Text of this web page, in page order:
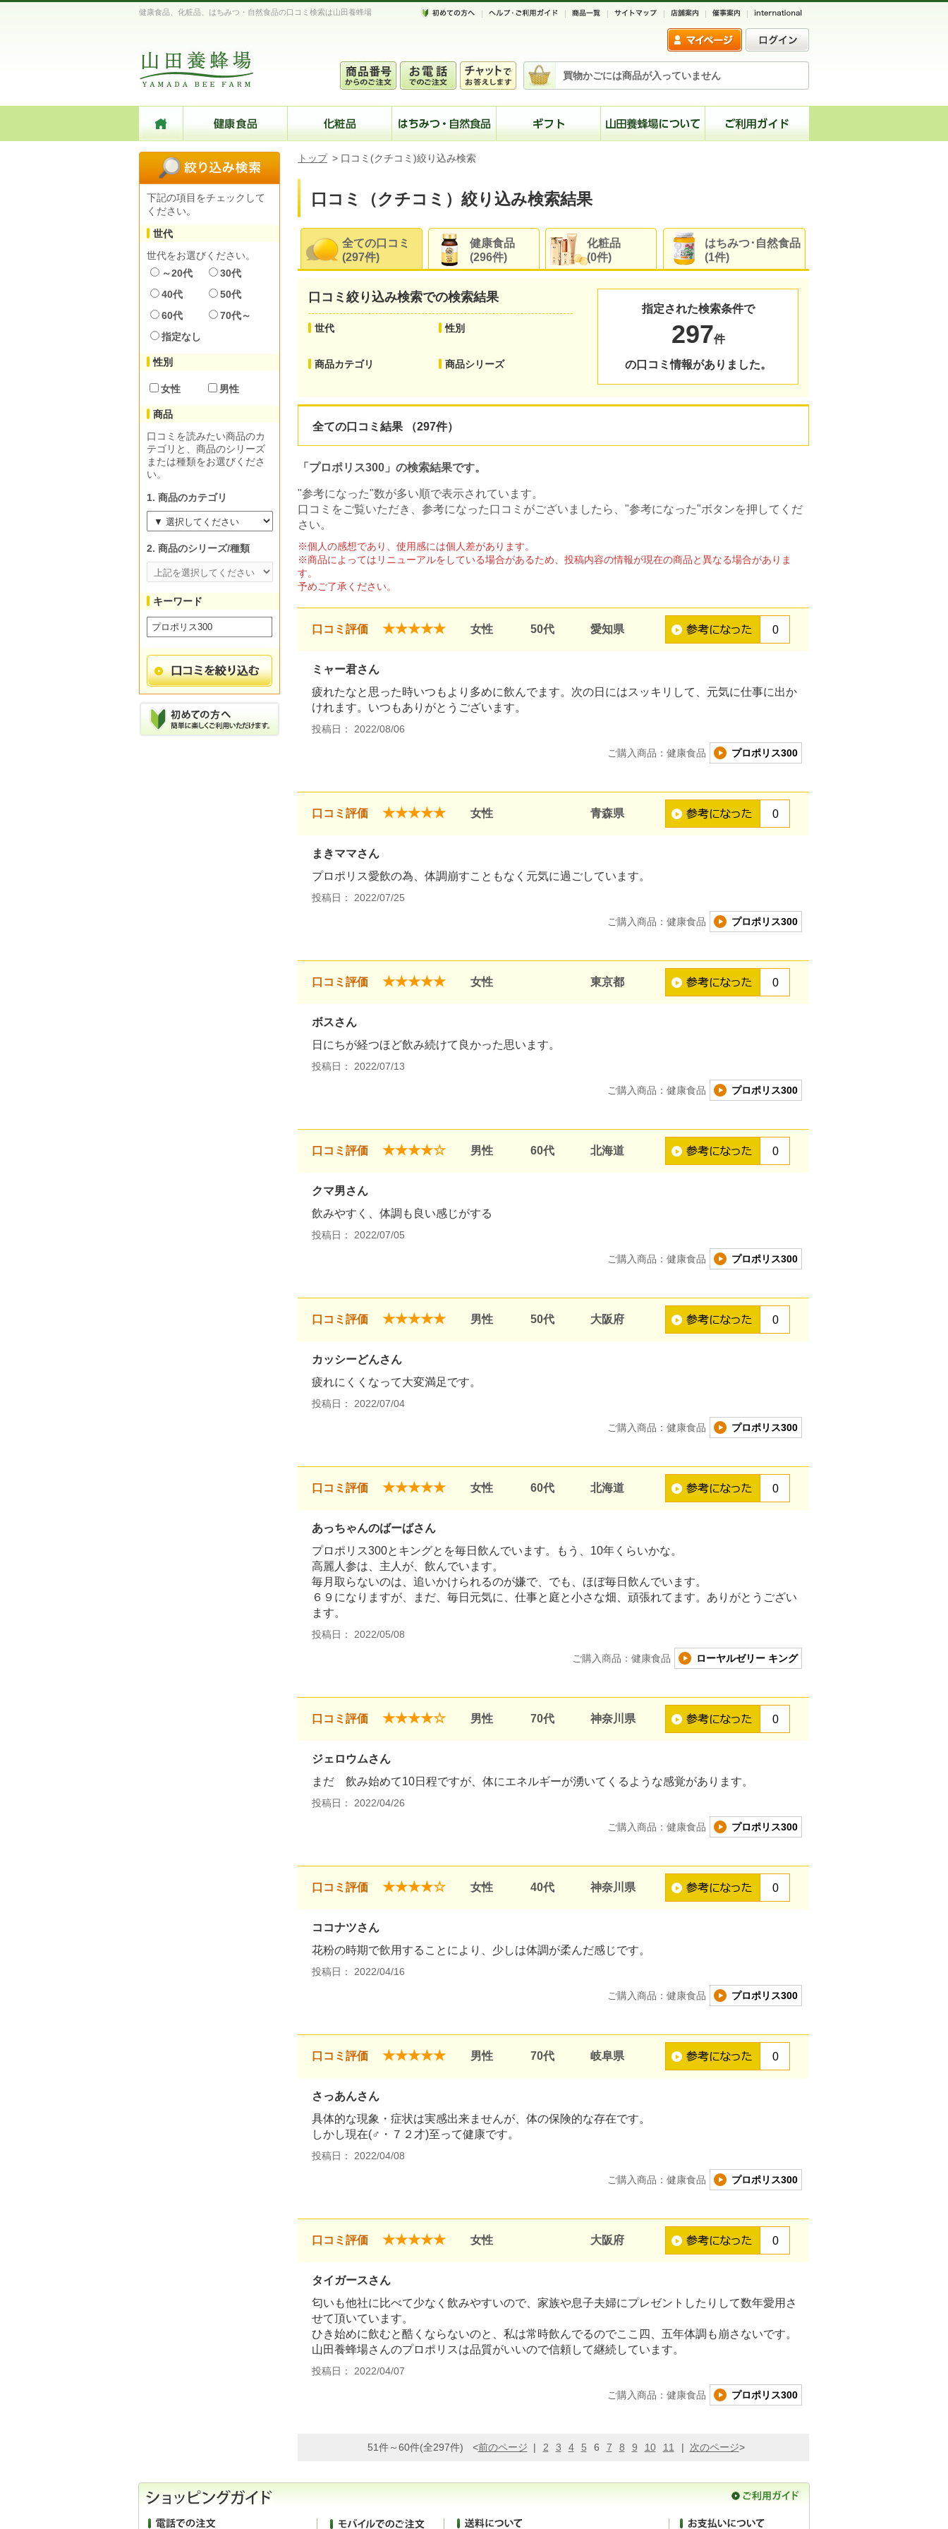
健康食品、化粧品、はちみつ・自然食品の口コミ検索は山田養蜂場
買物かごには商品が入っていません
トップ > 口コミ(クチコミ)絞り込み検索
口コミ（クチコミ）絞り込み検索結果
全ての口コミ
(297件)
健康食品
(296件)
化粧品
(0件)
はちみつ･自然食品
(1件)
口コミ絞り込み検索での検索結果
世代
商品カテゴリ
性別
商品シリーズ
指定された検索条件で
297件
の口コミ情報がありました。
全ての口コミ結果 （297件）
「プロポリス300」の検索結果です。
"参考になった"数が多い順で表示されています。
口コミをご覧いただき、参考になった口コミがございましたら、"参考になった"ボタンを押してくだ
さい。
※個人の感想であり、使用感には個人差があります。
※商品によってはリニューアルをしている場合があるため、投稿内容の情報が現在の商品と異なる場合がありま
す。
予めご了承ください。
口コミ評価 ★★★★★ 女性 50代 愛知県 0
ミャー君さん
疲れたなと思った時いつもより多めに飲んでます。次の日にはスッキリして、元気に仕事に出か
けれます。いつもありがとうございます。
投稿日： 2022/08/06
プロポリス300
ご購入商品：健康食品
口コミ評価 ★★★★★ 女性 青森県 0
まきママさん
プロポリス愛飲の為、体調崩すこともなく元気に過ごしています。
投稿日： 2022/07/25
プロポリス300
ご購入商品：健康食品
口コミ評価 ★★★★★ 女性 東京都 0
ボスさん
日にちが経つほど飲み続けて良かった思います。
投稿日： 2022/07/13
プロポリス300
ご購入商品：健康食品
口コミ評価 ★★★★☆ 男性 60代 北海道 0
クマ男さん
飲みやすく、体調も良い感じがする
投稿日： 2022/07/05
プロポリス300
ご購入商品：健康食品
口コミ評価 ★★★★★ 男性 50代 大阪府 0
カッシーどんさん
疲れにくくなって大変満足です。
投稿日： 2022/07/04
プロポリス300
ご購入商品：健康食品
口コミ評価 ★★★★★ 女性 60代 北海道 0
あっちゃんのばーばさん
プロポリス300とキングとを毎日飲んでいます。もう、10年くらいかな。
高麗人参は、主人が、飲んでいます。
毎月取らないのは、追いかけられるのが嫌で、でも、ほぼ毎日飲んでいます。
６９になりますが、まだ、毎日元気に、仕事と庭と小さな畑、頑張れてます。ありがとうござい
ます。
投稿日： 2022/05/08
ローヤルゼリー キング
ご購入商品：健康食品
口コミ評価 ★★★★☆ 男性 70代 神奈川県 0
ジェロウムさん
まだ 飲み始めて10日程ですが、体にエネルギーが湧いてくるような感覚があります。
投稿日： 2022/04/26
プロポリス300
ご購入商品：健康食品
口コミ評価 ★★★★☆ 女性 40代 神奈川県 0
ココナツさん
花粉の時期で飲用することにより、少しは体調が柔んだ感じです。
投稿日： 2022/04/16
プロポリス300
ご購入商品：健康食品
口コミ評価 ★★★★★ 男性 70代 岐阜県 0
さっあんさん
具体的な現象・症状は実感出来ませんが、体の保険的な存在です。
しかし現在(♂・７２才)至って健康です。
投稿日： 2022/04/08
プロポリス300
ご購入商品：健康食品
口コミ評価 ★★★★★ 女性 大阪府 0
タイガースさん
匂いも他社に比べて少なく飲みやすいので、家族や息子夫婦にプレゼントしたりして数年愛用さ
せて頂いています。
ひき始めに飲むと酷くならないのと、私は常時飲んでるのでここ四、五年体調も崩さないです。
山田養蜂場さんのプロポリスは品質がいいので信頼して継続しています。
投稿日： 2022/04/07
プロポリス300
ご購入商品：健康食品
51件～60件(全297件) <前のページ | 2 3 4 5 6 7 8 9 10 11 | 次のページ>
下記の項目をチェックして
ください。
世代
世代をお選びください。
～20代
30代
40代
50代
60代
70代～
指定なし
性別
女性 男性
商品
口コミを読みたい商品のカ
テゴリと、商品のシリーズ
または種類をお選びくださ
い。
1. 商品のカテゴリ
2. 商品のシリーズ/種類
キーワード